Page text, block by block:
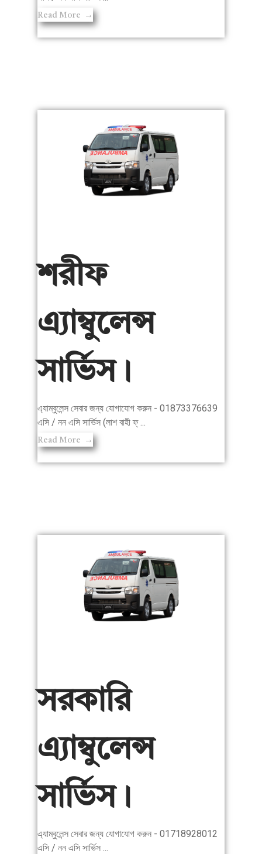
Read More
শরীফ
এ্যাম্বুলেন্স
সার্ভিস।
এ্যাম্বুলেন্স সেবার জন্য যোগাযোগ করুন - 01873376639
এসি / নন এসি সার্ভিস (লাশ বাহী ফ্ ...
Read More
সরকারি
এ্যাম্বুলেন্স
সার্ভিস।
এ্যাম্বুলেন্স সেবার জন্য যোগাযোগ করুন - 01718928012
এসি / নন এসি সার্ভিস ...